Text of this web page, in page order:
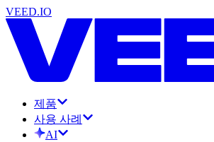
VEED.IO
제품
사용 사례
AI